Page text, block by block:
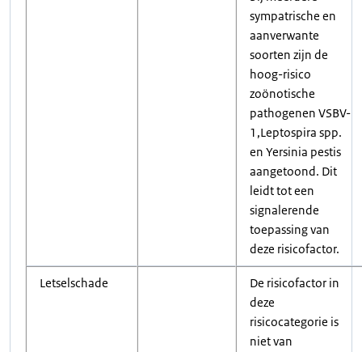
sympatrische en
aanverwante
soorten zijn de
hoog-risico
zoönotische
pathogenen VSBV-
1,Leptospira spp.
en Yersinia pestis
aangetoond. Dit
leidt tot een
signalerende
toepassing van
deze risicofactor.
Letselschade
De risicofactor in
deze
risicocategorie is
niet van